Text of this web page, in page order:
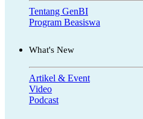
Tentang GenBI
Program Beasiswa
What's New
Artikel & Event
Video
Podcast